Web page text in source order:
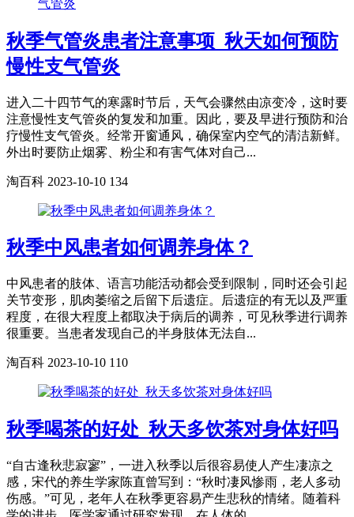
秋季气管炎患者注意事项_秋天如何预防
慢性支气管炎
进入二十四节气的寒露时节后，天气会骤然由凉变冷，这时要
注意慢性支气管炎的复发和加重。因此，要及早进行预防和治
疗慢性支气管炎。经常开窗通风，确保室内空气的清洁新鲜。
外出时要防止烟雾、粉尘和有害气体对自己...
淘百科 2023-10-10 134
秋季中风患者如何调养身体？
中风患者的肢体、语言功能活动都会受到限制，同时还会引起
关节变形，肌肉萎缩之后留下后遗症。后遗症的有无以及严重
程度，在很大程度上都取决于病后的调养，可见秋季进行调养
很重要。当患者发现自己的半身肢体无法自...
淘百科 2023-10-10 110
秋季喝茶的好处_秋天多饮茶对身体好吗
“自古逢秋悲寂寥”，一进入秋季以后很容易使人产生凄凉之
感，宋代的养生学家陈直曾写到：“秋时凄风惨雨，老人多动
伤感。”可见，老年人在秋季更容易产生悲秋的情绪。随着科